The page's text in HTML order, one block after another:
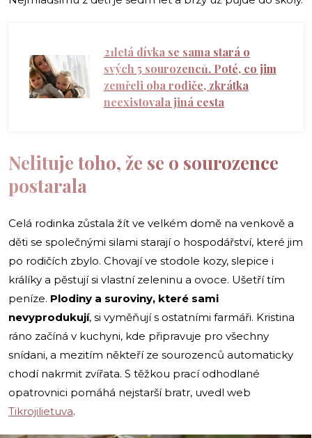
21letá dívka se sama stará o
svých 5 sourozenců. Poté, co jim
zemřeli oba rodiče, zkrátka
neexistovala jiná cesta
Nelituje toho, že se o sourozence
postarala
Celá rodinka zůstala žít ve velkém domě na venkově a
děti se společnými silami starají o hospodářství, které jim
po rodičích zbylo. Chovají ve stodole kozy, slepice i
králíky a pěstují si vlastní zeleninu a ovoce. Ušetří tím
peníze. Plodiny a suroviny, které sami
nevyprodukují, si vyměňují s ostatními farmáři. Kristina
ráno začíná v kuchyni, kde připravuje pro všechny
snídani, a mezitím někteří ze sourozenců automaticky
chodí nakrmit zvířata. S těžkou prací odhodlané
opatrovnici pomáhá nejstarší bratr, uvedl web
Tikrojilietuva.